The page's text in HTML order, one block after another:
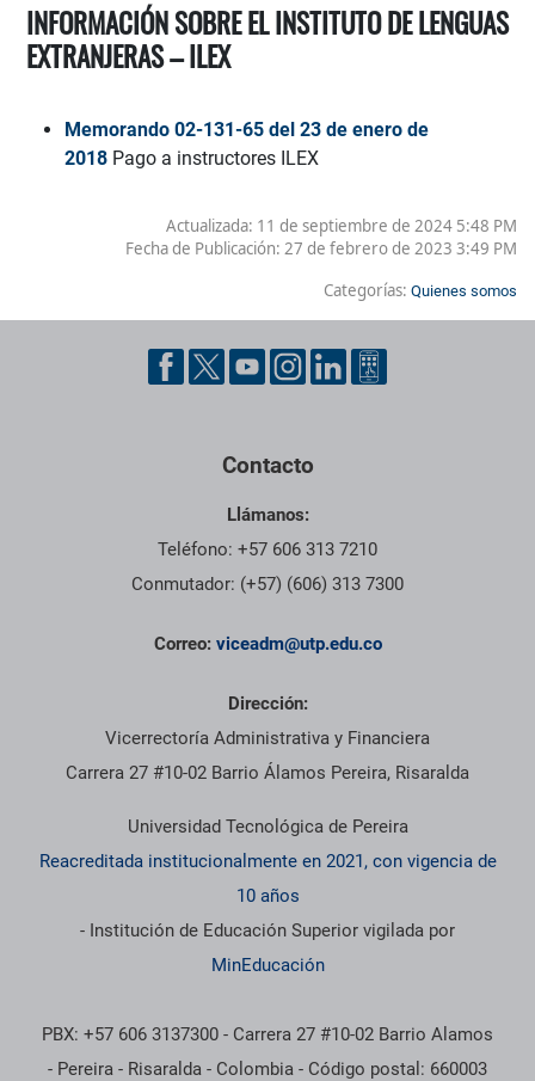
INFORMACIÓN SOBRE EL INSTITUTO DE LENGUAS
EXTRANJERAS – ILEX
Memorando 02-131-65 del 23 de enero de
2018 Pago a instructores ILEX
Actualizada: 11 de septiembre de 2024 5:48 PM
Fecha de Publicación: 27 de febrero de 2023 3:49 PM
Categorías: Quienes somos
Contacto
Llámanos:
Teléfono: +57 606 313 7210
Conmutador: (+57) (606) 313 7300
Correo: viceadm@utp.edu.co
Dirección:
Vicerrectoría Administrativa y Financiera
Carrera 27 #10-02 Barrio Álamos Pereira, Risaralda
Universidad Tecnológica de Pereira
Reacreditada institucionalmente en 2021, con vigencia de
10 años
- Institución de Educación Superior vigilada por
MinEducación
PBX: +57 606 3137300 - Carrera 27 #10-02 Barrio Alamos
- Pereira - Risaralda - Colombia - Código postal: 660003